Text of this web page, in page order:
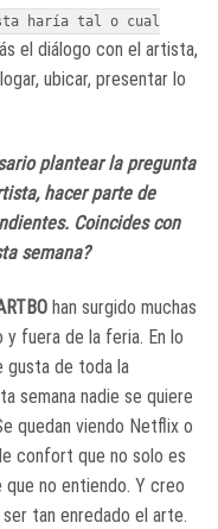
haría tal o cual
el diálogo con el artista,
ubicar, presentar lo
plantear la pregunta
hacer parte de
Coincides con
semana?
han surgido muchas
fuera de la feria. En lo
gusta de toda la
semana nadie se quiere
quedan viendo Netflix o
confort que no solo es
no entiendo. Y creo
tan enredado el arte.